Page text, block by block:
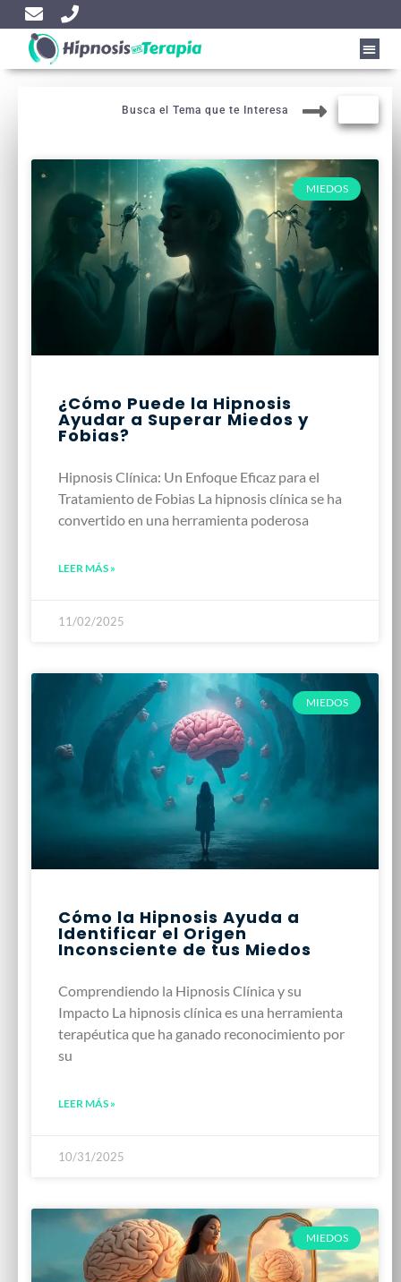
Busca el Tema que te Interesa
MIEDOS
¿Cómo Puede la Hipnosis
Ayudar a Superar Miedos y
Fobias?
Hipnosis Clínica: Un Enfoque Eficaz para el
Tratamiento de Fobias La hipnosis clínica se ha
convertido en una herramienta poderosa
LEER MÁS »
11/02/2025
MIEDOS
Cómo la Hipnosis Ayuda a
Identificar el Origen
Inconsciente de tus Miedos
Comprendiendo la Hipnosis Clínica y su
Impacto La hipnosis clínica es una herramienta
terapéutica que ha ganado reconocimiento por
su
LEER MÁS »
10/31/2025
MIEDOS